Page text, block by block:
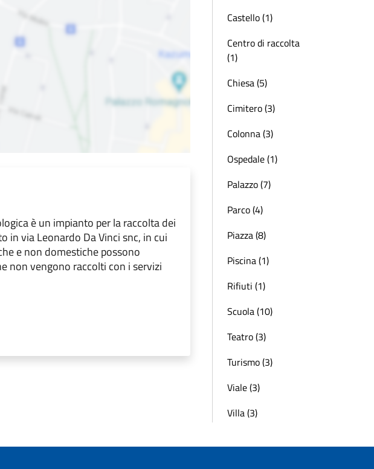
è un impianto per la raccolta dei
in via Leonardo Da Vinci snc, in cui
e non domestiche possono
non vengono raccolti con i servizi
Castello (1)
Centro di raccolta
(1)
Chiesa (5)
Cimitero (3)
Colonna (3)
Ospedale (1)
Palazzo (7)
Parco (4)
Piazza (8)
Piscina (1)
Rifiuti (1)
Scuola (10)
Teatro (3)
Turismo (3)
Viale (3)
Villa (3)